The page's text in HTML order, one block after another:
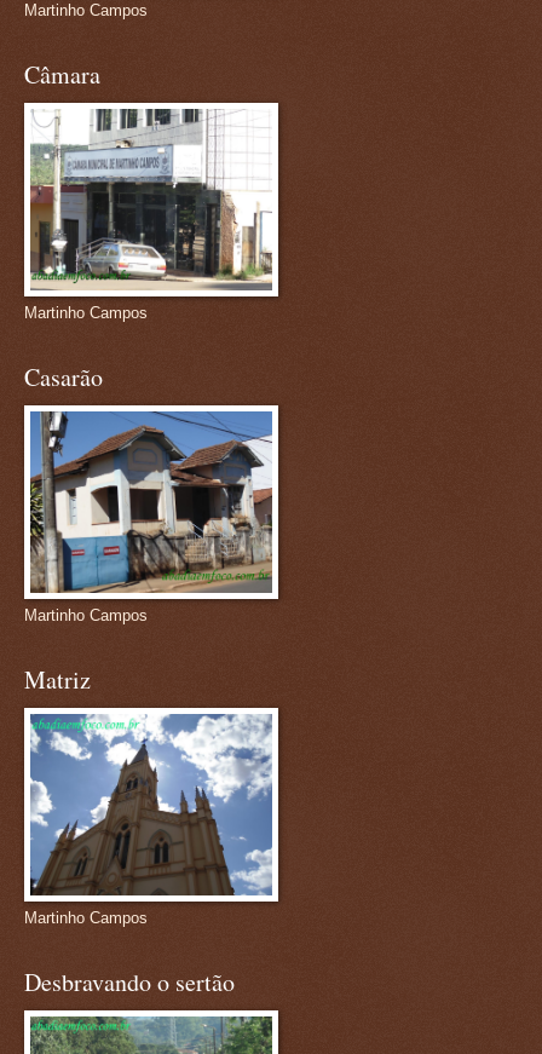
Martinho Campos
Câmara
Martinho Campos
Casarão
Martinho Campos
Matriz
Martinho Campos
Desbravando o sertão